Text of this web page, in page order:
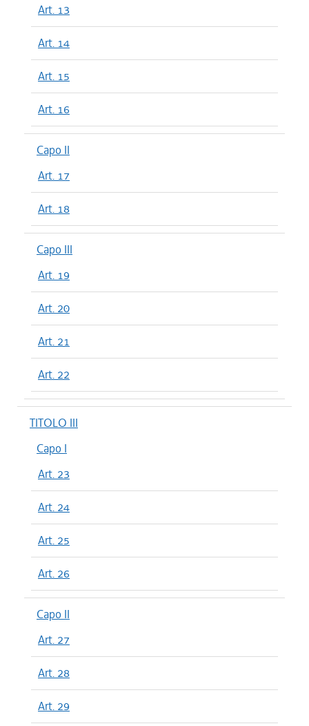
Art. 13
Art. 14
Art. 15
Art. 16
Capo II
Art. 17
Art. 18
Capo III
Art. 19
Art. 20
Art. 21
Art. 22
TITOLO III
Capo I
Art. 23
Art. 24
Art. 25
Art. 26
Capo II
Art. 27
Art. 28
Art. 29